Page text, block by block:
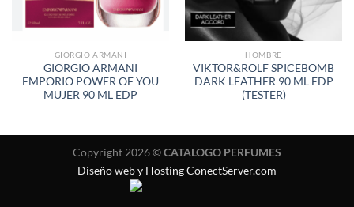
GIORGIO ARMANI
GIORGIO ARMANI
EMPORIO POWER OF YOU
MUJER 90 ML EDP
HOMBRE
VIKTOR&ROLF SPICEBOMB
DARK LEATHER 90 ML EDP
(TESTER)
Copyright 2026 ©CATALOGO PERFUMES
Diseño web y Hosting ConectServer.com